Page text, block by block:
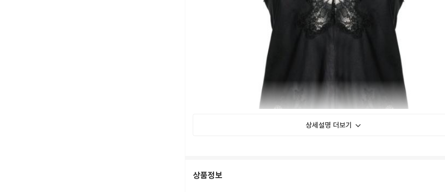
상세설명 더보기
상품정보